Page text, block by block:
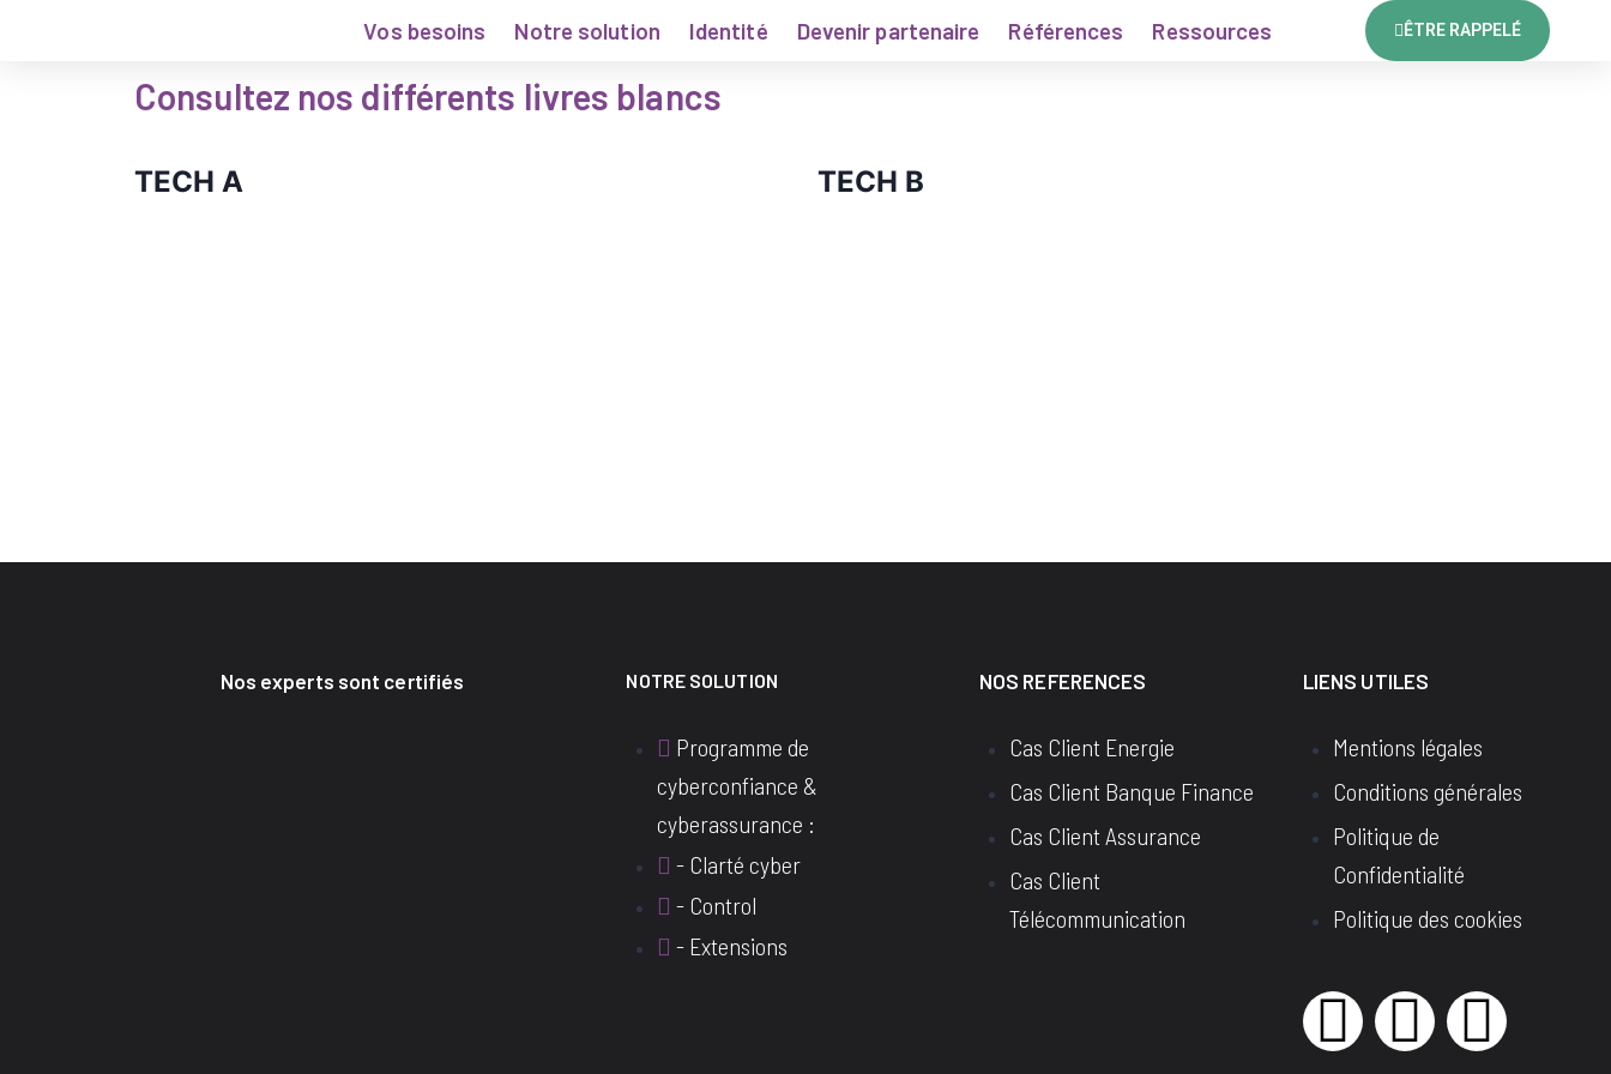
Vos besoins Notre solution Identité Devenir partenaire Références Ressources ÊTRE RAPPELÉ
Consultez nos différents livres blancs
TECH A TECH B
Nos experts sont certifiés NOTRE SOLUTION
Programme de
cyberconfiance &
cyberassurance :
- Clarté cyber
- Control
- Extensions
NOS REFERENCES
Cas Client Energie
Cas Client Banque Finance
Cas Client Assurance
Cas Client
Télécommunication
LIENS UTILES
Mentions légales
Conditions générales
Politique de
Confidentialité
Politique des cookies